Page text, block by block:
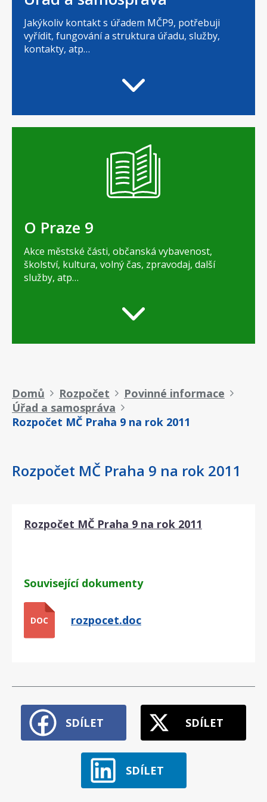
Jakýkoliv kontakt s úřadem MČP9, potřebuji
vyřídit, fungování a struktura úřadu, služby,
kontakty, atp…
O Praze 9
Akce městské části, občanská vybavenost,
školství, kultura, volný čas, zpravodaj, další
služby, atp…
Drobečková
navigace
Domů Rozpočet
Povinné informace
Úřad a samospráva
Rozpočet MČ Praha 9 na rok 2011
Rozpočet MČ Praha 9 na rok 2011
Rozpočet MČ Praha 9 na rok 2011
Související dokumenty
DOC rozpocet.doc
SDÍLET SDÍLET
SDÍLET